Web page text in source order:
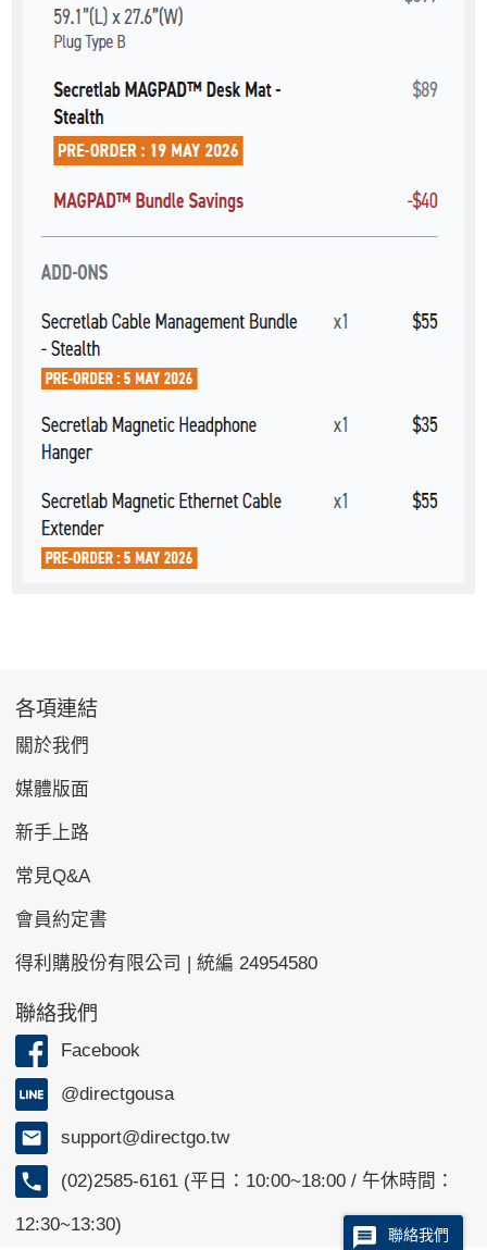
聯絡我們
各項連結
關於我們
媒體版面
新手上路
常見Q&A
會員約定書
得利購股份有限公司 | 統編 24954580
聯絡我們
Facebook
@directgousa
support@directgo.tw
(02)2585-6161 (平日：10:00~18:00 / 午休時間：
12:30~13:30)